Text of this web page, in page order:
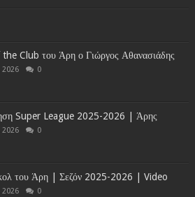
Club του Άρη ο Γιώργος Αθανασιάδης
2026 0
Super League 2025-2026 | Άρης
2026 0
του Άρη | Σεζόν 2025-2026 | Video
2026 0